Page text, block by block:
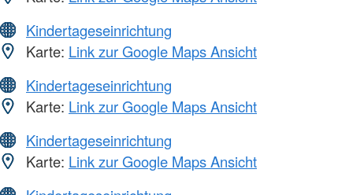
Kindertageseinrichtung
Karte: Link zur Google Maps Ansicht
Kindertageseinrichtung
Karte: Link zur Google Maps Ansicht
Kindertageseinrichtung
Karte: Link zur Google Maps Ansicht